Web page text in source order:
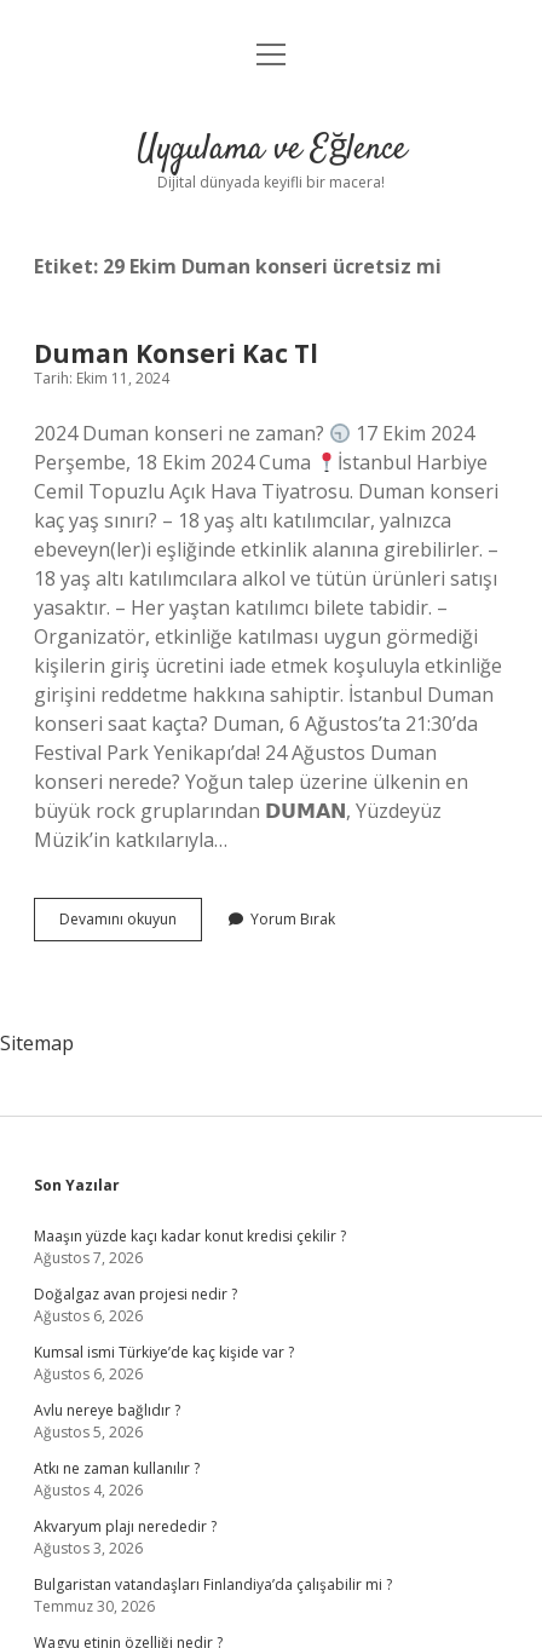
Anasayfa
Yasal Uyarı
menüyü
Uygulama ve Eğlence
Dijital dünyada keyifli bir macera!
Etiket: 29 Ekim Duman konseri ücretsiz mi
Duman Konseri Kac Tl
Tarih: Ekim 11, 2024
2024 Duman konseri ne zaman?
17 Ekim 2024
Perşembe, 18 Ekim 2024 Cuma
İstanbul Harbiye
Cemil Topuzlu Açık Hava Tiyatrosu. Duman konseri
kaç yaş sınırı? – 18 yaş altı katılımcılar, yalnızca
ebeveyn(ler)i eşliğinde etkinlik alanına girebilirler. –
18 yaş altı katılımcılara alkol ve tütün ürünleri satışı
yasaktır. – Her yaştan katılımcı bilete tabidir. –
Organizatör, etkinliğe katılması uygun görmediği
kişilerin giriş ücretini iade etmek koşuluyla etkinliğe
girişini reddetme hakkına sahiptir. İstanbul Duman
konseri saat kaçta? Duman, 6 Ağustos’ta 21:30’da
Festival Park Yenikapı’da! 24 Ağustos Duman
konseri nerede? Yoğun talep üzerine ülkenin en
büyük rock gruplarından 𝗗𝗨𝗠𝗔𝗡, Yüzdeyüz
Müzik’in katkılarıyla…
Devamını okuyun
Konseri
Yorum Bırak
Sitemap
Sidebar
Son Yazılar
Maaşın yüzde kaçı kadar konut kredisi çekilir ?
Ağustos 7, 2026
Doğalgaz avan projesi nedir ?
Ağustos 6, 2026
Kumsal ismi Türkiye’de kaç kişide var ?
Ağustos 6, 2026
Avlu nereye bağlıdır ?
Ağustos 5, 2026
Atkı ne zaman kullanılır ?
Ağustos 4, 2026
Akvaryum plajı nerededir ?
Ağustos 3, 2026
Bulgaristan vatandaşları Finlandiya’da çalışabilir mi ?
Temmuz 30, 2026
Wagyu etinin özelliği nedir ?